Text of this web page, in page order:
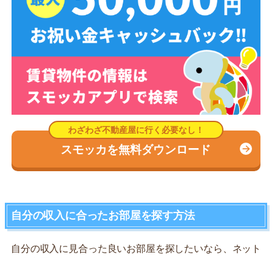
スモッカを無料ダウンロード
自分の収入に合ったお部屋を探す方法
自分の収入に見合った良いお部屋を探したいなら、ネット